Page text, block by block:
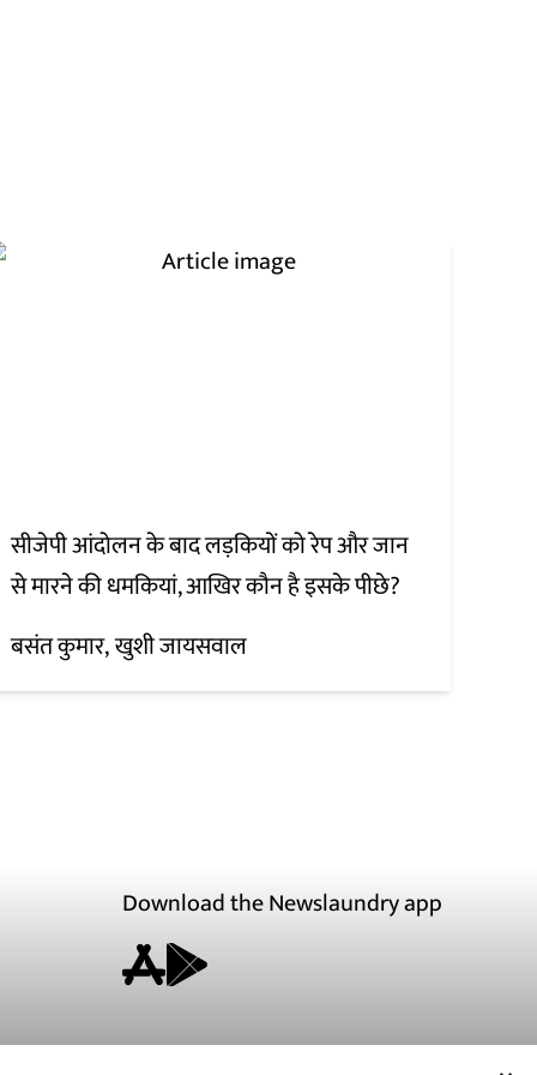
सीजेपी आंदोलन के बाद लड़कियों को रेप और जान
से मारने की धमकियां, आखिर कौन है इसके पीछे?
बसंत कुमार खुशी जायसवाल
Download the Newslaundry app